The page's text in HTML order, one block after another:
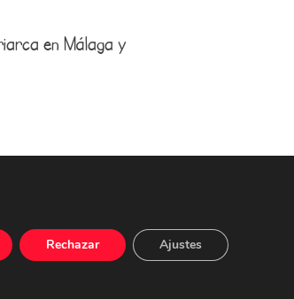
en Málaga y
Rechazar Ajustes